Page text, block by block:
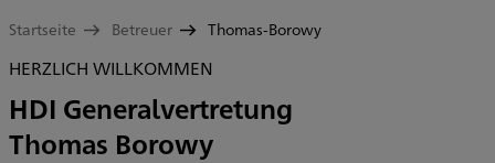
Startseite Betreuer Thomas-Borowy
HERZLICH WILLKOMMEN
HDI Generalvertretung
Thomas Borowy